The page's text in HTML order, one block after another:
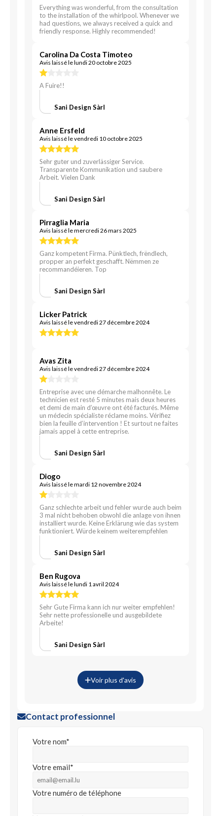
Everything was wonderful, from the consultation
to the installation of the whirlpool. Whenever we
had questions, we always received a quick and
friendly response. Highly recommended!
Carolina Da Costa Timoteo
Avis laissé le lundi 20 octobre 2025
A Fuire!!
Sani Design Sàrl
Anne Ersfeld
Avis laissé le vendredi 10 octobre 2025
Sehr guter und zuverlässiger Service.
Transparente Kommunikation und saubere
Arbeit. Vielen Dank
Sani Design Sàrl
Pirraglia Maria
Avis laissé le mercredi 26 mars 2025
Ganz kompetent Firma. Pünktlech, frëndlech,
propper an perfekt geschafft. Nëmmen ze
recommandéieren. Top
Sani Design Sàrl
Licker Patrick
Avis laissé le vendredi 27 décembre 2024
Avas Zita
Avis laissé le vendredi 27 décembre 2024
Entreprise avec une démarche malhonnête. Le
technicien est resté 5 minutes mais deux heures
et demi de main d’œuvre ont été facturés. Même
un médecin spécialiste réclame moins. Vérifiez
bien la feuille d’intervention ! Et surtout ne faites
jamais appel à cette entreprise.
Sani Design Sàrl
Diogo
Avis laissé le mardi 12 novembre 2024
Ganz schlechte arbeit und fehler wurde auch beim
3 mal nicht behoben obwohl die anlage von ihnen
installiert wurde. Keine Erklärung wie das system
funktioniert. Würde keinem weiterempfehlen
Sani Design Sàrl
Ben Rugova
Avis laissé le lundi 1 avril 2024
Sehr Gute Firma kann ich nur weiter empfehlen!
Sehr nette professionelle und ausgebildete
Arbeite!
Sani Design Sàrl
Voir plus d'avis
Contact professionnel
Votre nom*
Votre email*
Votre numéro de téléphone